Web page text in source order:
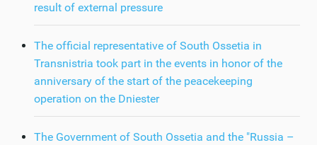
result of external pressure
The official representative of South Ossetia in
Transnistria took part in the events in honor of the
anniversary of the start of the peacekeeping
operation on the Dniester
The Government of South Ossetia and the "Russia –